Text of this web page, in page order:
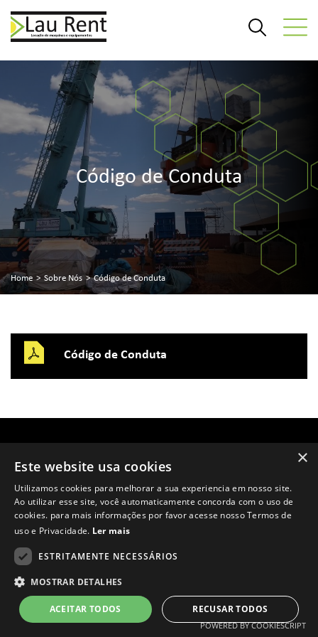
Código de Conduta
Home > Sobre Nós > Código de Conduta
Código de Conduta
Lau Rent 2026 Política de Privacidade ×
Este website usa cookies
Utilizamos cookies para melhorar a sua experiencia em nosso site.
Ao utilizar esse site, você automaticamente concorda com o uso de
cookies. para mais informações por favor acesse nosso Termos de
uso e Privacidade. Ler mais
ESTRITAMENTE NECESSÁRIOS
MOSTRAR DETALHES
ACEITAR TODOS RECUSAR TODOS
POWERED BY COOKIESCRIPT